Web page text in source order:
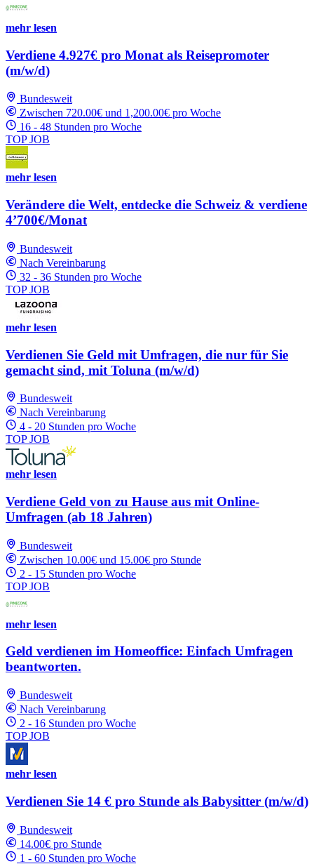
mehr lesen
Verdiene 4.927€ pro Monat als Reisepromoter
(m/w/d)
Bundesweit
Zwischen 720.00€ und 1,200.00€ pro Woche
16 - 48 Stunden pro Woche
TOP JOB
mehr lesen
Verändere die Welt, entdecke die Schweiz & verdiene
4’700€/Monat
Bundesweit
Nach Vereinbarung
32 - 36 Stunden pro Woche
TOP JOB
mehr lesen
Verdienen Sie Geld mit Umfragen, die nur für Sie
gemacht sind, mit Toluna (m/w/d)
Bundesweit
Nach Vereinbarung
4 - 20 Stunden pro Woche
TOP JOB
mehr lesen
Verdiene Geld von zu Hause aus mit Online-
Umfragen (ab 18 Jahren)
Bundesweit
Zwischen 10.00€ und 15.00€ pro Stunde
2 - 15 Stunden pro Woche
TOP JOB
mehr lesen
Geld verdienen im Homeoffice: Einfach Umfragen
beantworten.
Bundesweit
Nach Vereinbarung
2 - 16 Stunden pro Woche
TOP JOB
mehr lesen
Verdienen Sie 14 € pro Stunde als Babysitter (m/w/d)
Bundesweit
14.00€ pro Stunde
1 - 60 Stunden pro Woche